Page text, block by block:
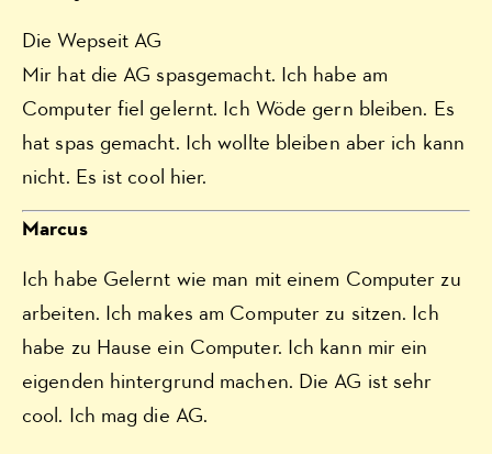
Die Wepseit AG
Mir hat die AG spasgemacht. Ich habe am
Computer fiel gelernt. Ich Wöde gern bleiben. Es
hat spas gemacht. Ich wollte bleiben aber ich kann
nicht. Es ist cool hier.
Marcus
Ich habe Gelernt wie man mit einem Computer zu
arbeiten. Ich makes am Computer zu sitzen. Ich
habe zu Hause ein Computer. Ich kann mir ein
eigenden hintergrund machen. Die AG ist sehr
cool. Ich mag die AG.